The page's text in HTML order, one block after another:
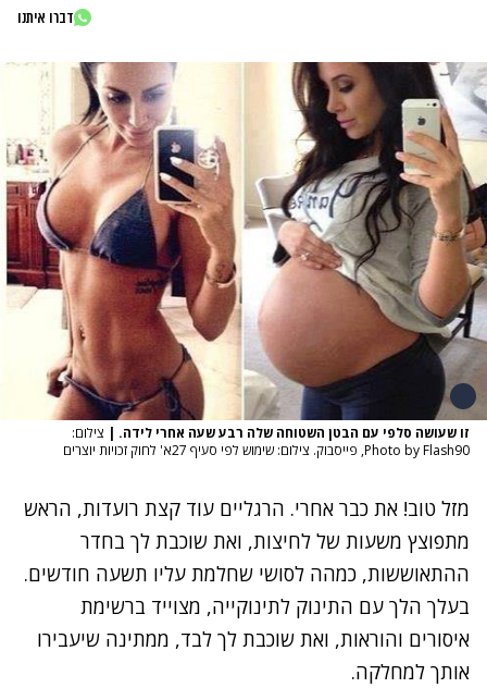
דברו איתנו
זו שעושה סלפי עם הבטן השטוחה שלה רבע שעה אחרי לידה. | צילום:
Photo by Flash90, פייסבוק. צילום: שימוש לפי סעיף 27א' לחוק זכויות יוצרים
מזל טוב! את כבר אחרי. הרגליים עוד קצת רועדות, הראש
מתפוצץ משעות של לחיצות, ואת שוכבת לך בחדר
ההתאוששות, כמהה לסושי שחלמת עליו תשעה חודשים.
בעלך הלך עם התינוק לתינוקייה, מצוייד ברשימת
איסורים והוראות, ואת שוכבת לך לבד, ממתינה שיעבירו
אותך למחלקה.